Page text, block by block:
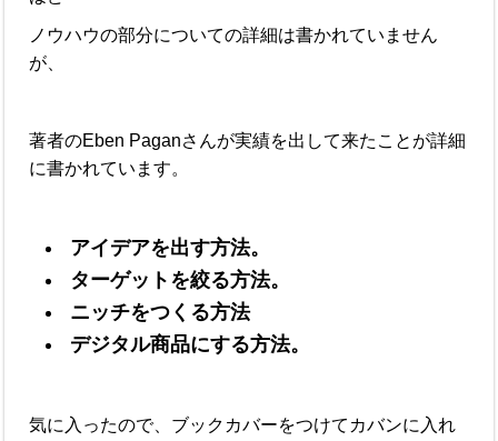
ノウハウの部分についての詳細は書かれていません
が、
著者のEben Paganさんが実績を出して来たことが詳細
に書かれています。
アイデアを出す方法。
ターゲットを絞る方法。
ニッチをつくる方法
デジタル商品にする方法。
気に入ったので、ブックカバーをつけてカバンに入れ